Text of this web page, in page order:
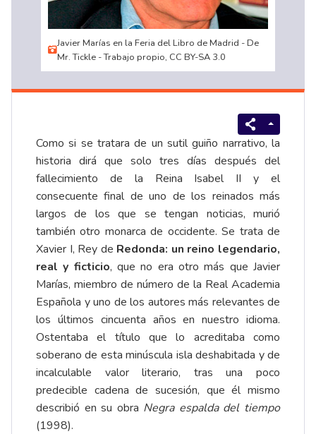
Javier Marías en la Feria del Libro de Madrid - De
Mr. Tickle - Trabajo propio, CC BY-SA 3.0
Como si se tratara de un sutil guiño narrativo, la
historia dirá que solo tres días después del
fallecimiento de la Reina Isabel II y el
consecuente final de uno de los reinados más
largos de los que se tengan noticias, murió
también otro monarca de occidente. Se trata de
Xavier I, Rey de Redonda: un reino legendario,
real y ficticio, que no era otro más que Javier
Marías, miembro de número de la Real Academia
Española y uno de los autores más relevantes de
los últimos cincuenta años en nuestro idioma.
Ostentaba el título que lo acreditaba como
soberano de esta minúscula isla deshabitada y de
incalculable valor literario, tras una poco
predecible cadena de sucesión, que él mismo
describió en su obra Negra espalda del tiempo
(1998).